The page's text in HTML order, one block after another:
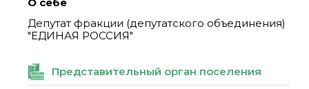
Депутат фракции (депутатского объединения)
"ЕДИНАЯ РОССИЯ"
Представительный орган поселения